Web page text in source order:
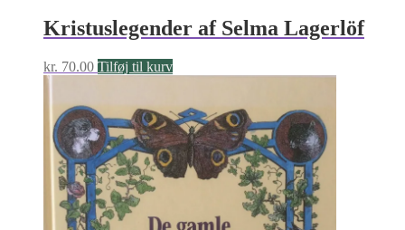
Kristuslegender af Selma Lagerlöf
kr. 70.00 Tilføj til kurv